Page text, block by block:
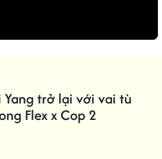
Yang trở lại với vai tù
Flex x Cop 2